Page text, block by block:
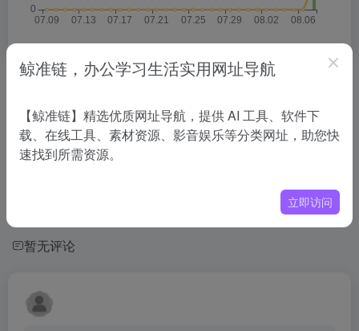
没有相关内容!
暂无评论
鲸准链，办公学习生活实用网址导航
【鲸准链】精选优质网址导航，提供 AI 工具、软件下
载、在线工具、素材资源、影音娱乐等分类网址，助您快
速找到所需资源。
立即访问